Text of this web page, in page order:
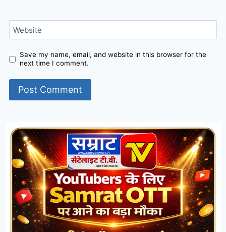
Website
Save my name, email, and website in this browser for the
next time I comment.